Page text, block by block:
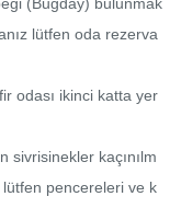
lütfen oda rezerva
pencereleri ve k